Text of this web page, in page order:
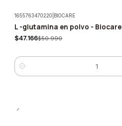
-7%
1655763470220 BIOCARE
L -glutamina en polvo - Biocare
$47.166$50.990
Cantidad